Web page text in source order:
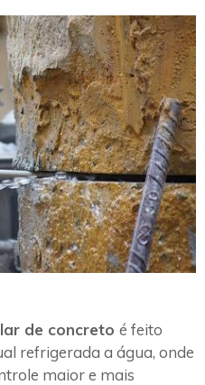
de concreto é feito
refrigerada a água, onde
maior e mais